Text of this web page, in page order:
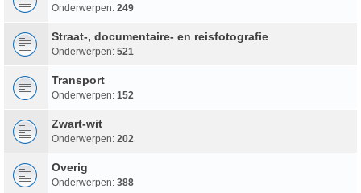
Onderwerpen: 249
Straat-, documentaire- en reisfotografie
Onderwerpen: 521
Transport
Onderwerpen: 152
Zwart-wit
Onderwerpen: 202
Overig
Onderwerpen: 388